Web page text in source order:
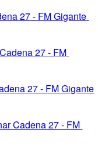
27 - FM Gigante
27 - FM
27 - FM Gigante
Cadena 27 - FM